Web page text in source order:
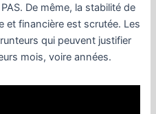
De même, la stabilité de
et financière est scrutée. Les
qui peuvent justifier
mois, voire années.